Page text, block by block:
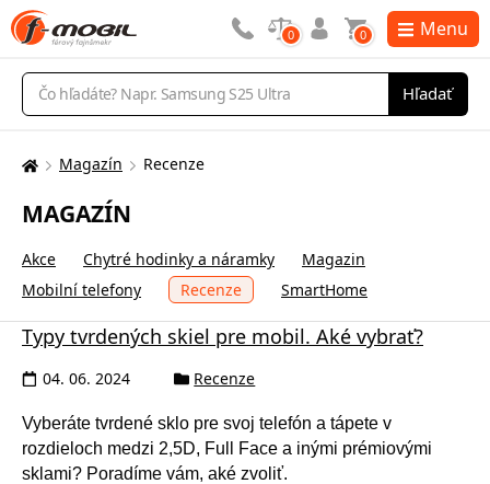
Vyhľadávanie
Hľadať
0 0 Menu
Tu
nachádzate:
Magazín Recenze
MAGAZÍN
Akce Chytré hodinky a náramky
Magazin
Mobilní telefony
Recenze SmartHome
Typy tvrdených skiel pre mobil. Aké vybrať?
04. 06. 2024 Recenze
Vyberáte tvrdené sklo pre svoj telefón a tápete v
rozdieloch medzi 2,5D, Full Face a inými prémiovými
sklami? Poradíme vám, aké zvoliť.